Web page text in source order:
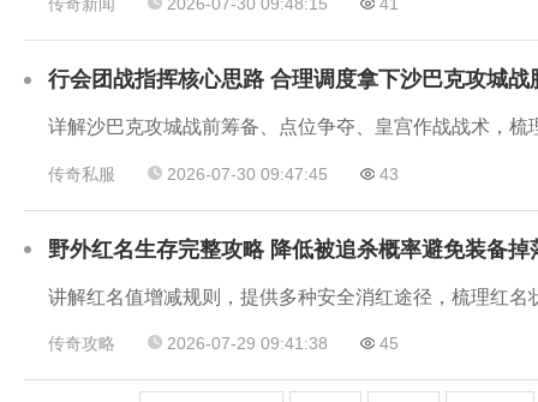
传奇新闻 2026-07-30 09:48:15 41
行会团战指挥核心思路 合理调度拿下沙巴克攻城战
详解沙巴克攻城战前筹备、点位争夺、皇宫作战战术，
传奇私服 2026-07-30 09:47:45 43
野外红名生存完整攻略 降低被追杀概率避免装备掉
讲解红名值增减规则，提供多种安全消红途径，梳理红
传奇攻略 2026-07-29 09:41:38 45